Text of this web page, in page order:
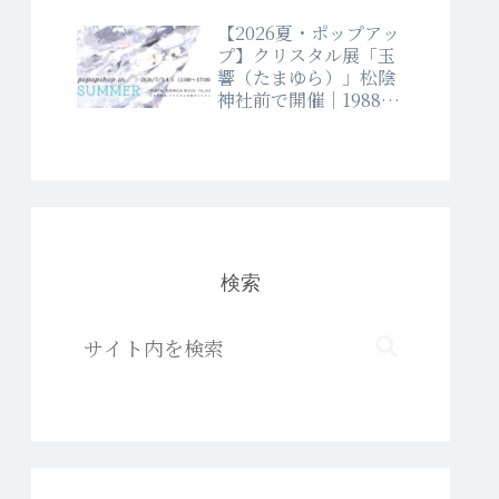
【2026夏・ポップアッ
プ】クリスタル展「玉
響（たまゆら）」松陰
神社前で開催｜1988年
検索